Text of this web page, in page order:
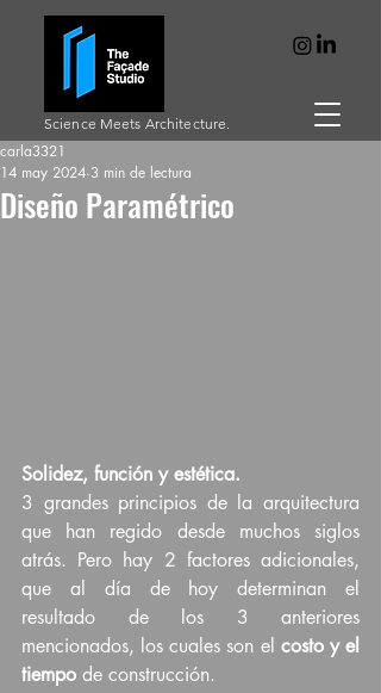
Science Meets Architecture.
Diseño Paramétrico
carla3321
14 may 2024 3 min de lectura
Solidez, función y estética.
3 grandes principios de la arquitectura
que han regido desde muchos siglos
atrás. Pero hay 2 factores adicionales,
que al día de hoy determinan el
resultado de los 3 anteriores
mencionados, los cuales son el costo y el
tiempo de construcción.